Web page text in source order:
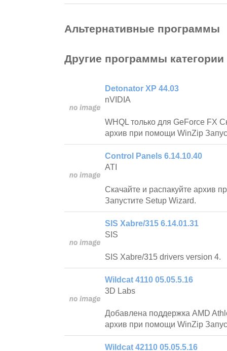
Альтернативные программы
Другие программы категории
Detonator XP 44.03
nVIDIA
WHQL только для GeForce FX
архив при помощи WinZip
Control Panels 6.14.10.40
ATI
Скачайте и распакуйте архив
Запустите Setup Wizard.
SIS Xabre/315 6.14.01.31
SIS
SIS Xabre/315 drivers version 4.
Wildcat 4110 05.05.5.16
3D Labs
Добавлена поддержка AMD
архив при помощи WinZip
Wildcat 42110 05.05.5.16